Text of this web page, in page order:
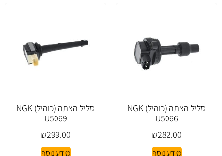
סליל הצתה (כוהיל) NGK
U5066
₪282.00
מידע נוסף
סליל הצתה (כוהיל) NGK
U5069
₪299.00
מידע נוסף